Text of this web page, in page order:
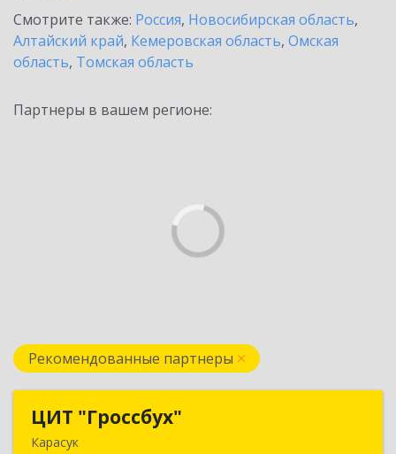
Смотрите также: Россия, Новосибирская область,
Алтайский край, Кемеровская область, Омская
область, Томская область
Партнеры в вашем регионе:
Рекомендованные партнеры
ЦИТ "Гроссбух"
Карасук